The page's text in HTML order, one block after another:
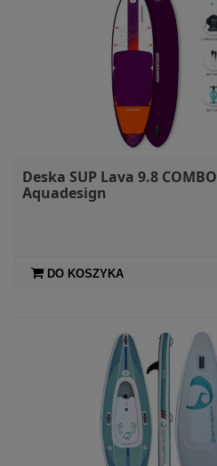
Deska SUP Lava 9.8 COMBO
Aquadesign
DO KOSZYKA